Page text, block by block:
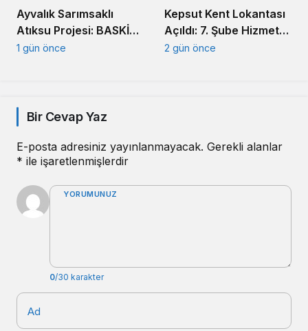
Ayvalık Sarımsaklı
Atıksu Projesi: BASKİ
Altyapıda Hız Kesmiyor
1 gün önce
Kepsut Kent Lokantası
Açıldı: 7. Şube Hizmete
Girdi
2 gün önce
Bir Cevap Yaz
E-posta adresiniz yayınlanmayacak. Gerekli alanlar
* ile işaretlenmişlerdir
YORUMUNUZ
0/30 karakter
Ad